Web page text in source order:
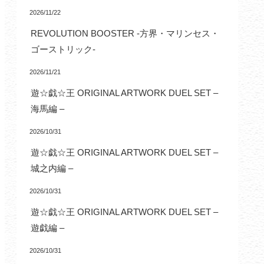
2026/11/22
REVOLUTION BOOSTER -方界・マリンセス・
ゴーストリック-
2026/11/21
遊☆戯☆王 ORIGINAL ARTWORK DUEL SET –
海馬編 –
2026/10/31
遊☆戯☆王 ORIGINAL ARTWORK DUEL SET –
城之内編 –
2026/10/31
遊☆戯☆王 ORIGINAL ARTWORK DUEL SET –
遊戯編 –
2026/10/31